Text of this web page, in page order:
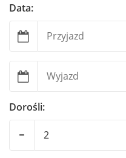
Data:
Dorośli: